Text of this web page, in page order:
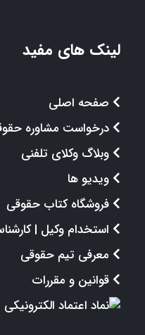
لینک های مفید
صفحه اصلی
درخواست مشاوره
وبلاگ وکلای تلفنی
ویدیو ها
فروشگاه کتاب حقوقی
استخدام وکیل |
معرفی تیم حقوقی
قوانین و مقررات